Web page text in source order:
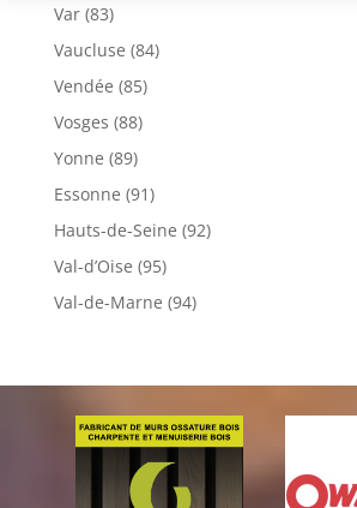
Var (83)
Vaucluse (84)
Vendée (85)
Vosges (88)
Yonne (89)
Essonne (91)
Hauts-de-Seine (92)
Val-d’Oise (95)
Val-de-Marne (94)